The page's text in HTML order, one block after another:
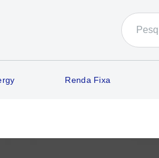
Renda Fixa